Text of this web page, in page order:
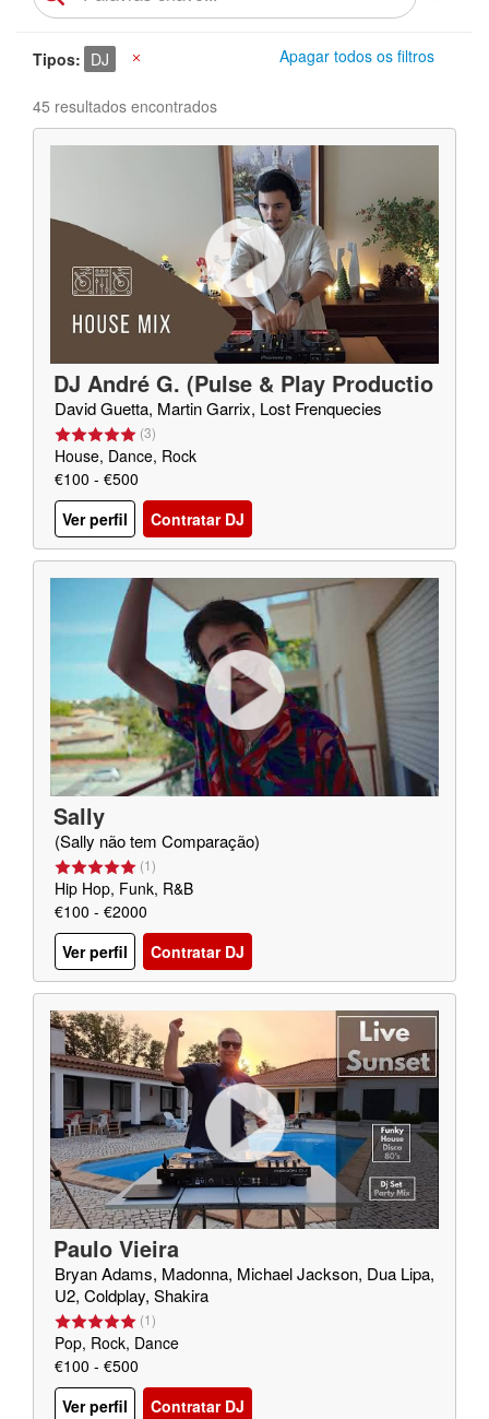
Apagar todos os filtros
Tipos DJ
45 resultados encontrados
DJ André G. (Pulse & Play Productio
ns)
David Guetta, Martin Garrix, Lost Frenquecies
(3)
House, Dance, Rock
€100 - €500
Ver perfil
Contratar DJ
Sally
(Sally não tem Comparação)
(1)
Hip Hop, Funk, R&B
€100 - €2000
Ver perfil
Contratar DJ
Paulo Vieira
Bryan Adams, Madonna, Michael Jackson, Dua Lipa,
U2, Coldplay, Shakira
(1)
Pop, Rock, Dance
€100 - €500
Ver perfil
Contratar DJ